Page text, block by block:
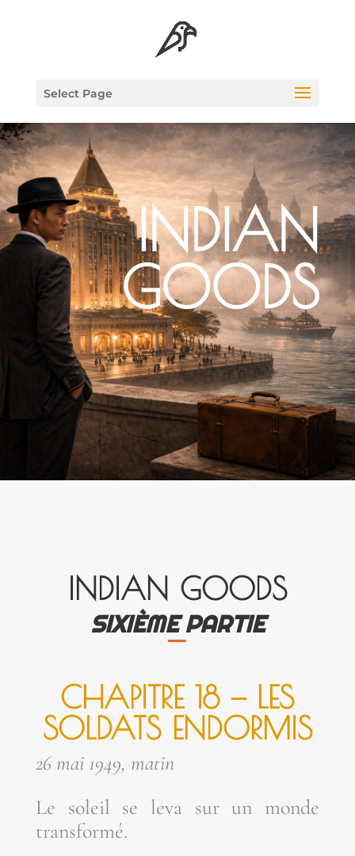
Select Page
INDIAN
GOODS
INDIAN GOODS
SIXIÈME PAR­TIE
CHA­PITRE 18 — LES
SOL­DATS ENDORMIS
26 mai 1949, matin
Le soleil se leva sur un monde
transformé.